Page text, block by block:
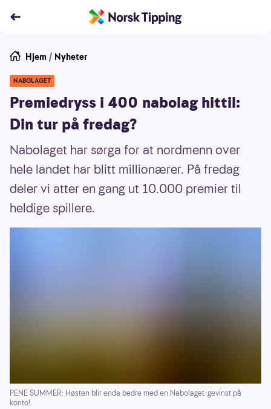
Hjem / Nyheter
NABOLAGET
Premiedryss i 400 nabolag hittil:
Din tur på fredag?
Nabolaget har sørga for at nordmenn over
hele landet har blitt millionærer. På fredag
deler vi atter en gang ut 10.000 premier til
heldige spillere.
PENE SUMMER: Høsten blir enda bedre med en Nabolaget-gevinst på
konto!